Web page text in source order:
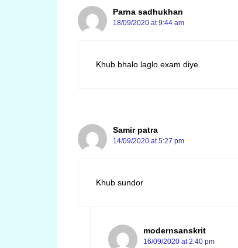
Parna sadhukhan
18/09/2020 at 9:44 am
Khub bhalo laglo exam diye.
Samir patra
14/09/2020 at 5:27 pm
Khub sundor
modernsanskrit
16/09/2020 at 2:40 pm